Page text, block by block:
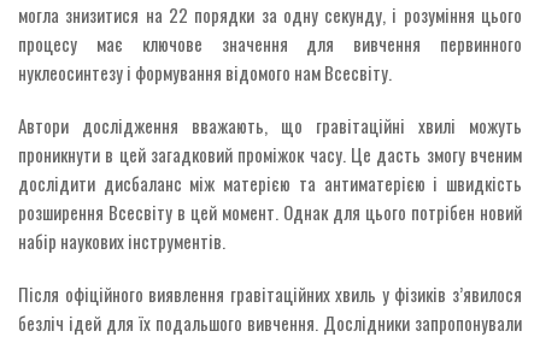
могла знизитися на 22 порядки за одну секунду, і розуміння цього
процесу має ключове значення для вивчення первинного
нуклеосинтезу і формування відомого нам Всесвіту.
Автори дослідження вважають, що гравітаційні хвилі можуть
проникнути в цей загадковий проміжок часу. Це дасть змогу вченим
дослідити дисбаланс між матерією та антиматерією і швидкість
розширення Всесвіту в цей момент. Однак для цього потрібен новий
набір наукових інструментів.
Після офіційного виявлення гравітаційних хвиль у фізиків з’явилося
безліч ідей для їх подальшого вивчення. Дослідники запропонували